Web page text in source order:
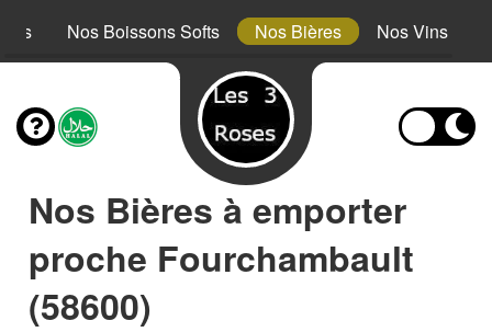
Nos Boissons Softs Nos Bières Nos Vins
Nos Bières à emporter
proche Fourchambault
(58600)